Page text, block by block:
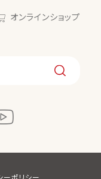
オンラインショップ
ーポリシー